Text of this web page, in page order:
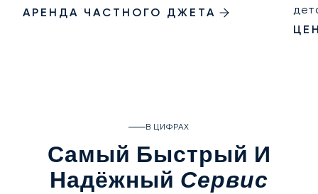
АРЕНДА ЧАСТНОГО ДЖЕТА
В ЦИФРАХ
Самый Быстрый И
Надёжный Сервис